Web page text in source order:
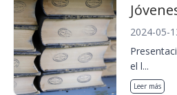
2024-05-
el l...
Leer más